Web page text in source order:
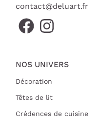
contact@deluart.fr
NOS UNIVERS
Décoration
Têtes de lit
Crédences de cuisine